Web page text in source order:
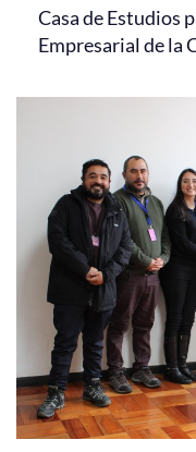
Casa de Estudios
Empresarial de la